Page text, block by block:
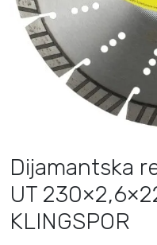
Dijamantska
UT
KLINGSPOR